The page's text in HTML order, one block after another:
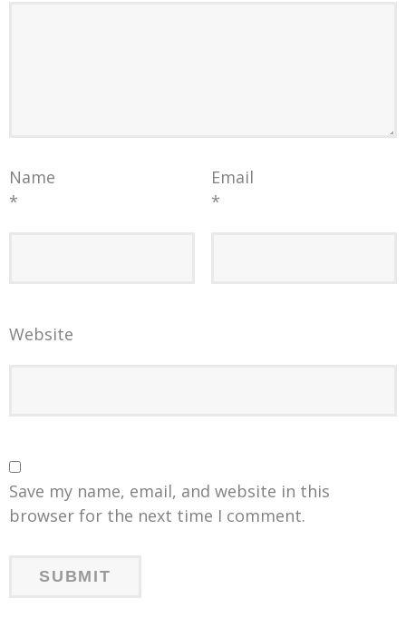
Name
*
Email
*
Website
Save my name, email, and website in this
browser for the next time I comment.